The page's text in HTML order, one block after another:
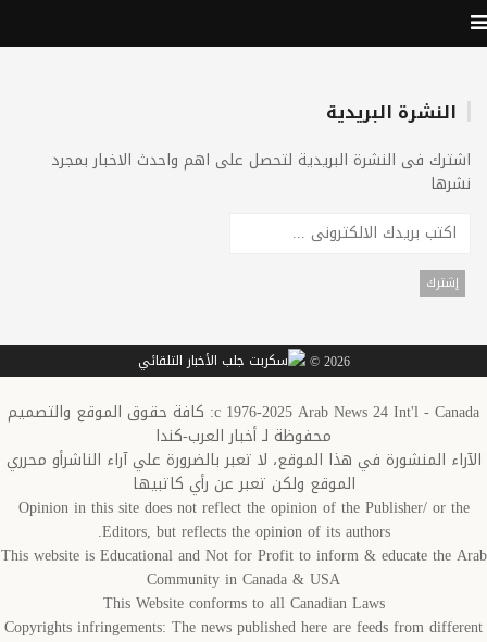
النشرة البريدية
اشترك فى النشرة البريدية لتحصل على اهم واحدث الاخبار بمجرد
نشرها
2026 ©
c 1976-2025 Arab News 24 Int'l - Canada: كافة حقوق الموقع والتصميم
محفوظة لـ أخبار العرب-كندا
الآراء المنشورة في هذا الموقع، لا تعبر بالضرورة علي آراء الناشرأو محرري
الموقع ولكن تعبر عن رأي كاتبيها
Opinion in this site does not reflect the opinion of the Publisher/ or the
Editors, but reflects the opinion of its authors.
This website is Educational and Not for Profit to inform & educate the Arab
Community in Canada & USA
This Website conforms to all Canadian Laws
Copyrights infringements: The news published here are feeds from different